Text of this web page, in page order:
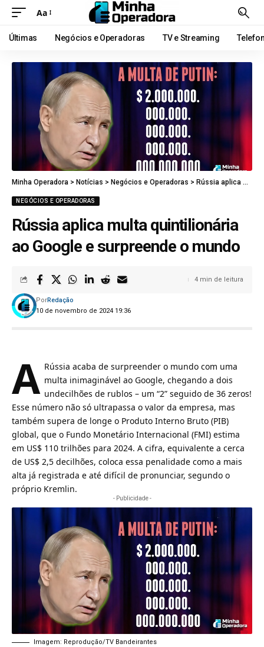
Aa
Últimas Negócios e Operadoras TV e Streaming
Minha Operadora > Notícias > Negócios e Operadoras > Rússia aplica multa quintilionária ao Google e surpreende o mundo
NEGÓCIOS E OPERADORAS
Rússia aplica multa quintilionária
ao Google e surpreende o mundo
10 de novembro de 2024 19:36
PorRedação
4 min de leitura
A Rússia acaba de surpreender o mundo com uma
multa inimaginável ao Google, chegando a dois
undecilhões de rublos – um “2” seguido de 36 zeros!
Esse número não só ultrapassa o valor da empresa, mas
também supera de longe o Produto Interno Bruto (PIB)
global, que o Fundo Monetário Internacional (FMI) estima
em US$ 110 trilhões para 2024. A cifra, equivalente a cerca
de US$ 2,5 decilhões, coloca essa penalidade como a mais
alta já registrada e até difícil de pronunciar, segundo o
próprio Kremlin.
- Publicidade -
Imagem: Reprodução/TV Bandeirantes